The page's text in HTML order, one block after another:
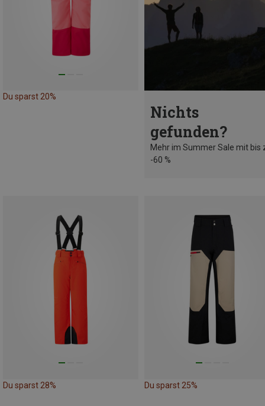
Du sparst 20%
Nichts
gefunden?
Mehr im Summer Sale mit bis
-60 %
Du sparst 28% Du sparst 25%